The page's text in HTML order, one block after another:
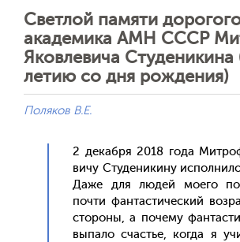
Светлой памяти
академика АМН СССР
Яковлевича Студеникина
летию со дня рождения)
Поляков В.Е.
2 де­каб­ря 2018 го­да
вичу Сту­дени­кину
Да­же для лю­дей мо­его
поч­ти фан­тасти­чес­кий
сто­роны, а по­чему
вы­пало счастье, ког­да я